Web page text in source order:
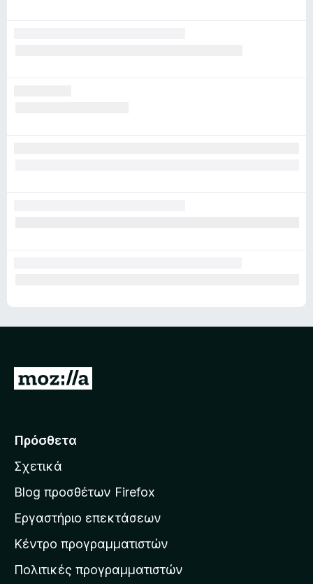
Μ
ά
α
σ
σ
τ
η
Πρόσθετα
Σχετικά
Blog προσθέτων Firefox
Εργαστήριο επεκτάσεων
Κέντρο προγραμματιστών
Πολιτικές προγραμματιστών